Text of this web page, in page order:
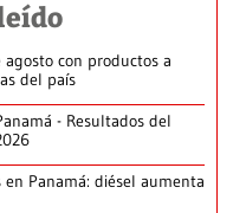
con productos a
del país
- Resultados del
Panamá: diésel aumenta